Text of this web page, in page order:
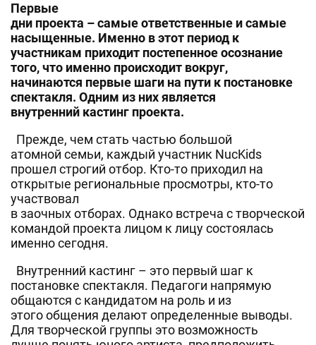
Первые
дни проекта – самые ответственные и самые
насыщенные. Именно в этот период к
участникам приходит постепенное осознание
того, что именно происходит вокруг,
начинаются первые шаги на пути к постановке
спектакля. Одним из них является
внутренний кастинг проекта.
Прежде, чем стать частью большой
атомной семьи, каждый участник NucKids
прошел строгий отбор. Кто-то приходил на
открытые региональные просмотры, кто-то
участвовал
в заочных отборах. Однако встреча с творческой
командой проекта лицом к лицу состоялась
именно сегодня.
Внутренний кастинг – это первый шаг к
постановке спектакля. Педагоги напрямую
общаются с кандидатом на роль и из
этого общения делают определенные выводы.
Для творческой группы это возможность